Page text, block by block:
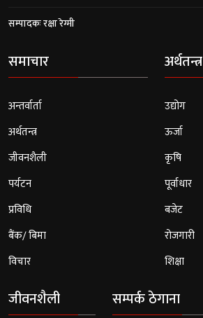
सम्पादकः रक्षा रेग्मी
समाचार
अन्तर्वार्ता
अर्थतन्त्र
जीवनशैली
पर्यटन
प्रविधि
बैंक/ बिमा
विचार
अर्थतन्त्र
उद्योग
ऊर्जा
कृषि
पूर्वाधार
बजेट
रोजगारी
शिक्षा
जीवनशैली सम्पर्क ठेगाना